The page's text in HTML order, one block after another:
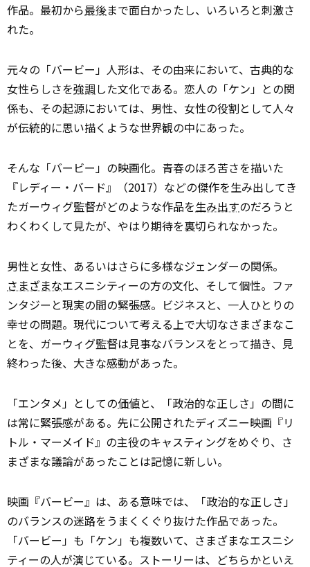
作品。最初から最後まで面白かったし、いろいろと刺激さ
れた。
元々の「バービー」人形は、その由来において、古典的な
女性らしさを強調した文化である。恋人の「ケン」との関
係も、その起源においては、男性、女性の役割として人々
が伝統的に思い描くような世界観の中にあった。
そんな「バービー」の映画化。青春のほろ苦さを描いた
『レディー・バード』（2017）などの傑作を生み出してき
たガーウィグ監督がどのような作品を生み出すのだろうと
わくわくして見たが、やはり期待を裏切られなかった。
男性と女性、あるいはさらに多様なジェンダーの関係。
さまざまなエスニシティーの方の文化、そして個性。ファ
ンタジーと現実の間の緊張感。ビジネスと、一人ひとりの
幸せの問題。現代について考える上で大切なさまざまなこ
とを、ガーウィグ監督は見事なバランスをとって描き、見
終わった後、大きな感動があった。
「エンタメ」としての価値と、「政治的な正しさ」の間に
は常に緊張感がある。先に公開されたディズニー映画『リ
トル・マーメイド』の主役のキャスティングをめぐり、さ
まざまな議論があったことは記憶に新しい。
映画『バービー』は、ある意味では、「政治的な正しさ」
のバランスの迷路をうまくくぐり抜けた作品であった。
「バービー」も「ケン」も複数いて、さまざまなエスニシ
ティーの人が演じている。ストーリーは、どちらかといえ